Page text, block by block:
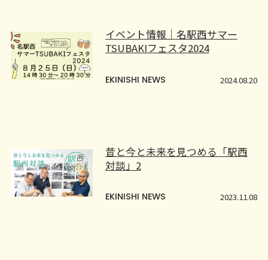
イベント情報｜名駅西サマー
TSUBAKIフェスタ2024
EKINISHI NEWS 2024.08.20
昔と今と未来を見つめる「駅西
対談」2
EKINISHI NEWS 2023.11.08